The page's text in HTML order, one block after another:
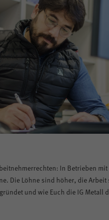
In Betrieben
Die Löhne sind höher, die
und wie Euch die IG Metall